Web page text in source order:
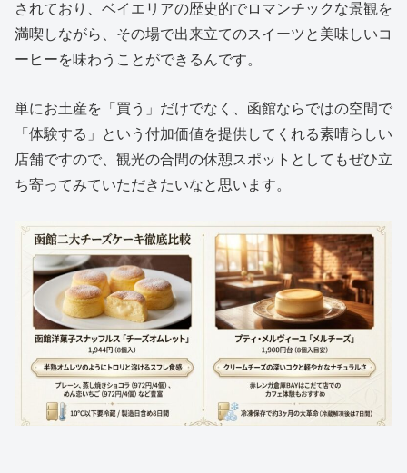
されており、ベイエリアの歴史的でロマンチックな景観を
満喫しながら、その場で出来立てのスイーツと美味しいコ
ーヒーを味わうことができるんです。
単にお土産を「買う」だけでなく、函館ならではの空間で
「体験する」という付加価値を提供してくれる素晴らしい
店舗ですので、観光の合間の休憩スポットとしてもぜひ立
ち寄ってみていただきたいなと思います。